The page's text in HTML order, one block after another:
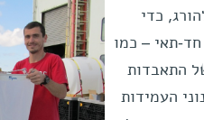
כדי
חד-תאי – כמו
התאבדות
העמידות